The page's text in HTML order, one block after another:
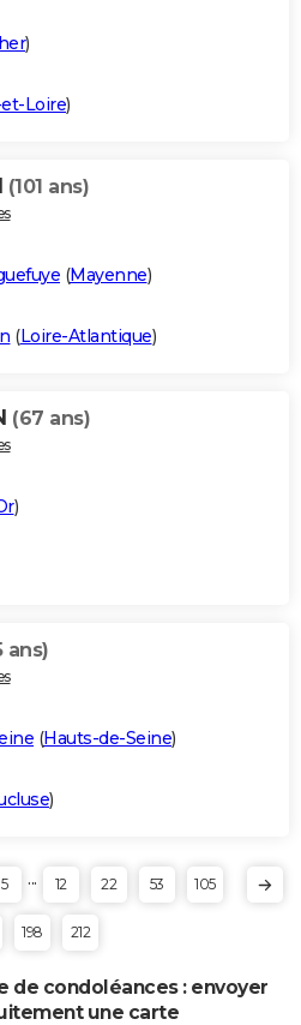
)
Loire)
(101 ans)
(Mayenne)
(Loire-Atlantique)
(67 ans)
)
ans)
(Hauts-de-Seine)
)
5 ... 12 22 53 105
198 212
de condoléances : envoyer
une carte